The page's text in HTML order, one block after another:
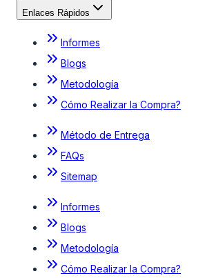
Enlaces Rápidos
Informes
Blogs
Metodología
Cómo Realizar la Compra?
Método de Entrega
FAQs
Sitemap
Informes
Blogs
Metodología
Cómo Realizar la Compra?